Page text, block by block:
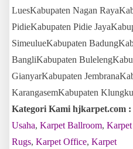
LuesKabupaten Nagan
PidieKabupaten Pidie
SimeulueKabupaten
BangliKabupaten
GianyarKabupaten
KarangasemKabupaten Klungku
Kategori Kami hjkarpet.com :
Usaha, Karpet Ballroom,
Rugs, Karpet Office, Karpet